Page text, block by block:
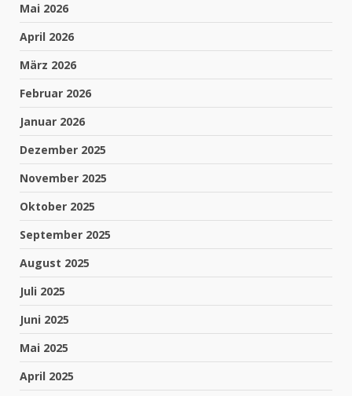
Mai 2026
April 2026
März 2026
Februar 2026
Januar 2026
Dezember 2025
November 2025
Oktober 2025
September 2025
August 2025
Juli 2025
Juni 2025
Mai 2025
April 2025